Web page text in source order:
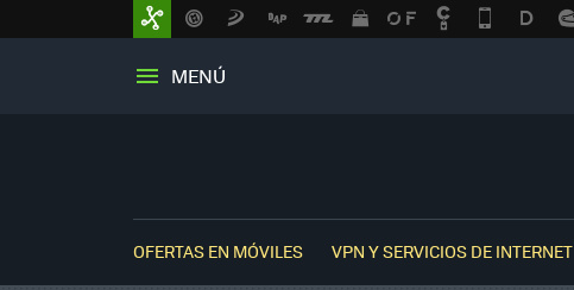
MENÚ
OFERTAS EN MÓVILES VPN Y SERVICIOS DE INTERNET